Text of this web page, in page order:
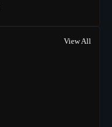
View All